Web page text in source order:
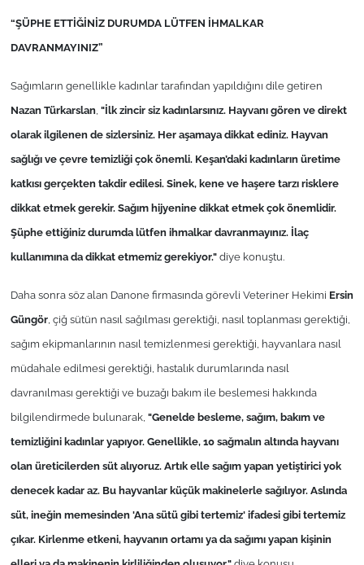
“ŞÜPHE ETTİĞİNİZ DURUMDA LÜTFEN İHMALKAR
DAVRANMAYINIZ”
Sağımların genellikle kadınlar tarafından yapıldığını dile getiren
Nazan Türkarslan, "İlk zincir siz kadınlarsınız. Hayvanı gören ve direkt
olarak ilgilenen de sizlersiniz. Her aşamaya dikkat ediniz. Hayvan
sağlığı ve çevre temizliği çok önemli. Keşan’daki kadınların üretime
katkısı gerçekten takdir edilesi. Sinek, kene ve haşere tarzı risklere
dikkat etmek gerekir. Sağım hijyenine dikkat etmek çok önemlidir.
Şüphe ettiğiniz durumda lütfen ihmalkar davranmayınız. İlaç
kullanımına da dikkat etmemiz gerekiyor."diye konuştu.
Daha sonra söz alan Danone firmasında görevli Veteriner Hekimi Ersin
Güngör, çiğ sütün nasıl sağılması gerektiği, nasıl toplanması gerektiği,
sağım ekipmanlarının nasıl temizlenmesi gerektiği, hayvanlara nasıl
müdahale edilmesi gerektiği, hastalık durumlarında nasıl
davranılması gerektiği ve buzağı bakım ile beslemesi hakkında
bilgilendirmede bulunarak, "Genelde besleme, sağım, bakım ve
temizliğini kadınlar yapıyor. Genellikle, 10 sağmalın altında hayvanı
olan üreticilerden süt alıyoruz. Artık elle sağım yapan yetiştirici yok
denecek kadar az. Bu hayvanlar küçük makinelerle sağılıyor. Aslında
süt, ineğin memesinden 'Ana sütü gibi tertemiz' ifadesi gibi tertemiz
çıkar. Kirlenme etkeni, hayvanın ortamı ya da sağımı yapan kişinin
Genel-A
Gündem-Eğitim